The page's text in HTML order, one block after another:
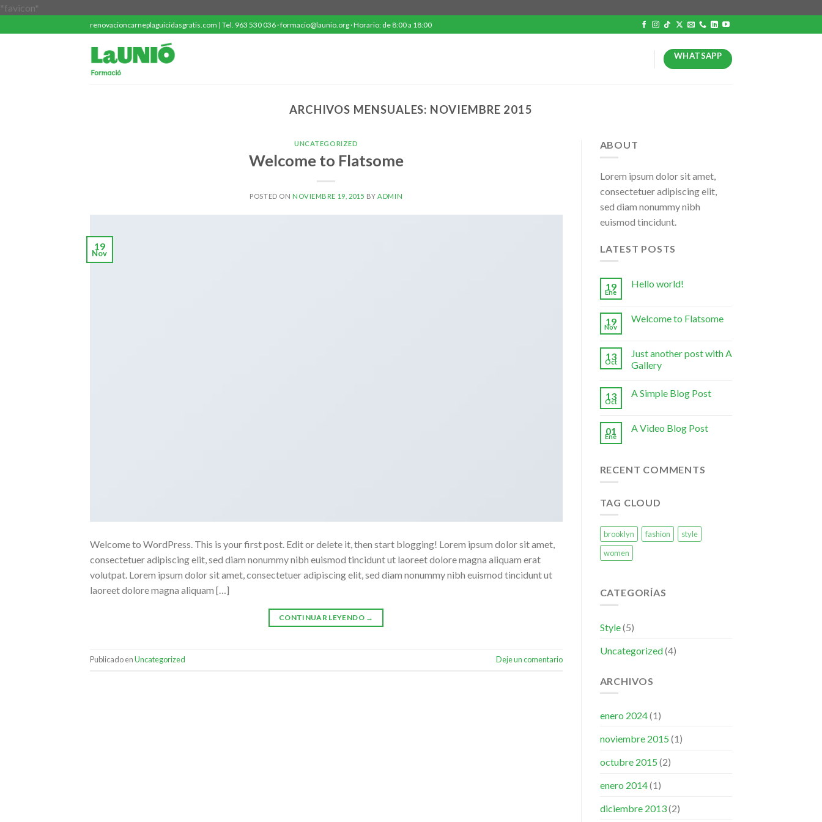
*favicon*
contenido
renovacioncarneplaguicidasgratis.com | Tel. 963 530 036 · formacio@launio.org · Horario: de 8:00 a 18:00
WHATSAPP
ARCHIVOS MENSUALES: NOVIEMBRE 2015
UNCATEGORIZED
Welcome to Flatsome
POSTED ON NOVIEMBRE 19, 2015 BYADMIN
19
Nov
Welcome to WordPress. This is your first post. Edit or delete it, then start blogging! Lorem ipsum dolor sit amet,
consectetuer adipiscing elit, sed diam nonummy nibh euismod tincidunt ut laoreet dolore magna aliquam erat
volutpat. Lorem ipsum dolor sit amet, consectetuer adipiscing elit, sed diam nonummy nibh euismod tincidunt ut
laoreet dolore magna aliquam […]
CONTINUAR LEYENDO →
Publicado enUncategorized Deje un comentario
ABOUT
Lorem ipsum dolor sit amet,
consectetuer adipiscing elit,
sed diam nonummy nibh
euismod tincidunt.
LATEST POSTS
19
Ene
Hello world!
19
Nov
Welcome to Flatsome
13
Oct
Just another post with A
Gallery
13
Oct
A Simple Blog Post
01
Ene
A Video Blog Post
RECENT COMMENTS
TAG CLOUD
brooklyn fashion
style
women
CATEGORÍAS
Style(5)
Uncategorized(4)
ARCHIVOS
enero 2024(1)
noviembre 2015 (1)
octubre 2015 (2)
enero 2014(1)
diciembre 2013(2)